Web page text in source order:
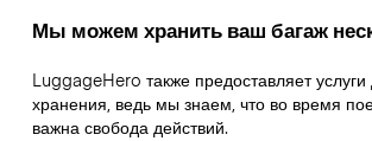
Мы можем хранить ваш багаж
LuggageHero также предоставляет услуги
хранения, ведь мы знаем, что во время
важна свобода действий.